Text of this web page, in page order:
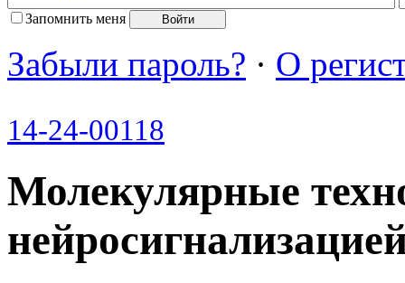
Запомнить меня
Забыли пароль? · О
14-24-00118
Молекулярные